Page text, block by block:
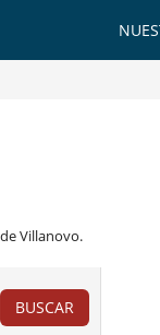
Villanovo.
BUSCAR